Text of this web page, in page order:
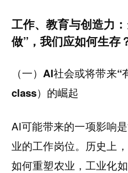
工作、教育与创造力
做”，我们应如何生存
（一）AI社会或将带来
class）的崛起
AI可能带来的一项影响
业的工作岗位。历史上
如何重塑农业，工业化